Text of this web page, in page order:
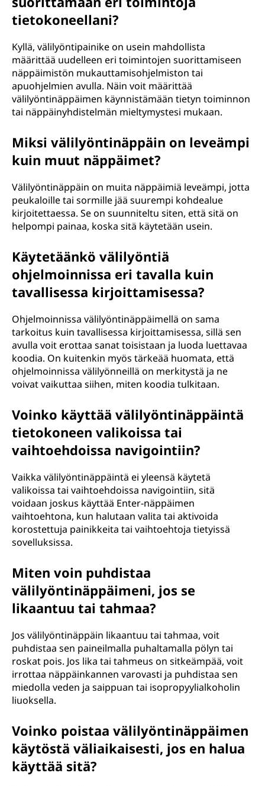
tietokoneellani?
Kyllä, välilyöntipainike on usein mahdollista
määrittää uudelleen eri toimintojen suorittamiseen
näppäimistön mukauttamisohjelmiston tai
apuohjelmien avulla. Näin voit määrittää
välilyöntinäppäimen käynnistämään tietyn toiminnon
tai näppäinyhdistelmän mieltymystesi mukaan.
Miksi välilyöntinäppäin on leveämpi
kuin muut näppäimet?
Välilyöntinäppäin on muita näppäimiä leveämpi, jotta
peukaloille tai sormille jää suurempi kohdealue
kirjoitettaessa. Se on suunniteltu siten, että sitä on
helpompi painaa, koska sitä käytetään usein.
Käytetäänkö välilyöntiä
ohjelmoinnissa eri tavalla kuin
tavallisessa kirjoittamisessa?
Ohjelmoinnissa välilyöntinäppäimellä on sama
tarkoitus kuin tavallisessa kirjoittamisessa, sillä sen
avulla voit erottaa sanat toisistaan ja luoda luettavaa
koodia. On kuitenkin myös tärkeää huomata, että
ohjelmoinnissa välilyönneillä on merkitystä ja ne
voivat vaikuttaa siihen, miten koodia tulkitaan.
Voinko käyttää välilyöntinäppäintä
tietokoneen valikoissa tai
vaihtoehdoissa navigointiin?
Vaikka välilyöntinäppäintä ei yleensä käytetä
valikoissa tai vaihtoehdoissa navigointiin, sitä
voidaan joskus käyttää Enter-näppäimen
vaihtoehtona, kun halutaan valita tai aktivoida
korostettuja painikkeita tai vaihtoehtoja tietyissä
sovelluksissa.
Miten voin puhdistaa
välilyöntinäppäimeni, jos se
likaantuu tai tahmaa?
Jos välilyöntinäppäin likaantuu tai tahmaa, voit
puhdistaa sen paineilmalla puhaltamalla pölyn tai
roskat pois. Jos lika tai tahmeus on sitkeämpää, voit
irrottaa näppäinkannen varovasti ja puhdistaa sen
miedolla veden ja saippuan tai isopropyylialkoholin
liuoksella.
Voinko poistaa välilyöntinäppäimen
käytöstä väliaikaisesti, jos en halua
käyttää sitä?